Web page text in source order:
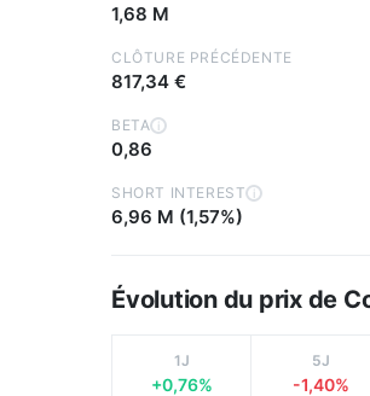
1,68 M
CLÔTURE PRÉCÉDENTE
817,34 €
BETA i
0,86
SHORT INTEREST i
6,96 M (1,57%)
Évolution du prix de
1J
+0,76%
5J
-1,40%